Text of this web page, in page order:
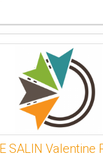
SALIN Valentine